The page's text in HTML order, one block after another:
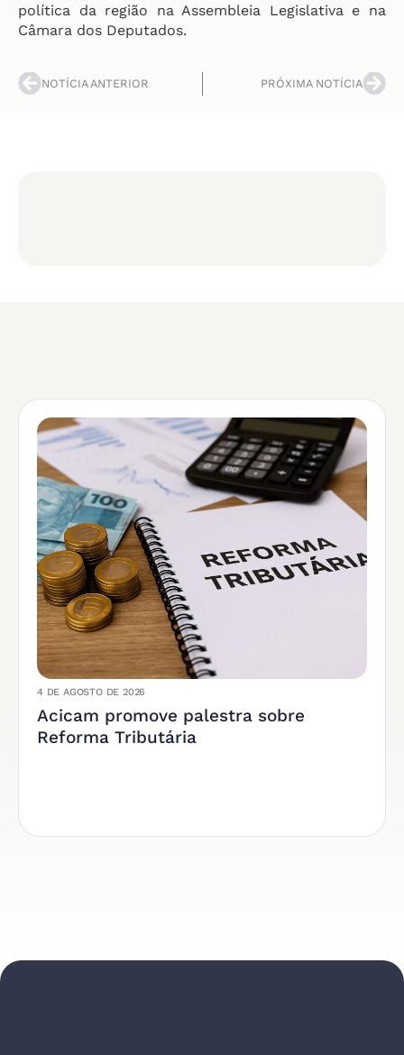
política da região na Assembleia Legislativa e na
Câmara dos Deputados.
NOTÍCIA ANTERIOR PRÓXIMA NOTÍCIA
4 DE AGOSTO DE 2026
Acicam promove palestra sobre
Reforma Tributária